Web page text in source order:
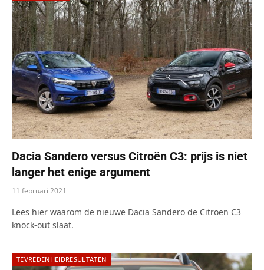
Dacia Sandero versus Citroën C3: prijs is niet
langer het enige argument
11 februari 2021
Lees hier waarom de nieuwe Dacia Sandero de Citroën C3
knock-out slaat.
TEVREDENHEIDRESULTATEN